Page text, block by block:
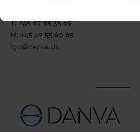
T: +45 87 93 35 69
M: +45 42 55 60 65
lgc@danva.dk